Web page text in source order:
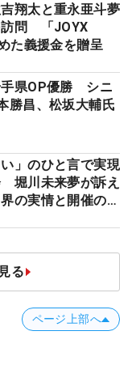
翔太と重永亜斗夢
訪問 「JOYX
た義援金を贈呈
手県OP優勝 シニ
勝昌、松坂大輔氏
い」のひと言で実現
堀川未来夢が訴え
の実情と開催の舞
る
ページ上部へ